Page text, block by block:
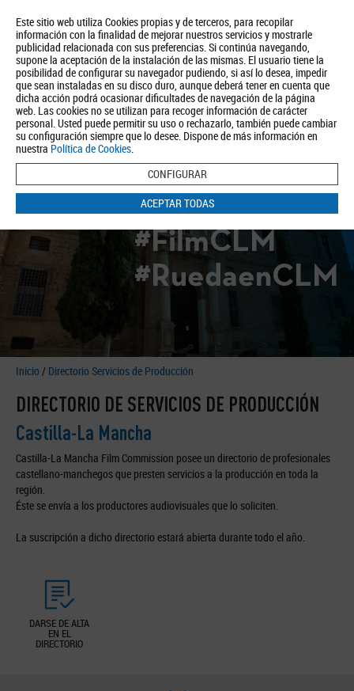
Este sitio web utiliza Cookies propias y de terceros, para recopilar
información con la finalidad de mejorar nuestros servicios y mostrarle
publicidad relacionada con sus preferencias. Si continúa navegando,
supone la aceptación de la instalación de las mismas. El usuario tiene la
posibilidad de configurar su navegador pudiendo, si así lo desea, impedir
que sean instaladas en su disco duro, aunque deberá tener en cuenta que
dicha acción podrá ocasionar dificultades de navegación de la página
web. Las cookies no se utilizan para recoger información de carácter
personal. Usted puede permitir su uso o rechazarlo, también puede cambiar
su configuración siempre que lo desee. Dispone de más información en
nuestra Política de Cookies.
CONFIGURAR
ACEPTAR TODAS
Quiénes somos Turismo Política de Privacidad Aviso Legal
Política de Cookies
BUSCAR
#FilmCLM
#RuedaenCLM
Inicio / Directorio Servicios de Producción
DIRECTORIO DE SERVICIOS DE PRODUCCIÓN
Castilla-La Mancha
Castilla-La Mancha Film Commission posee un directorio de profesionales
castellano-manchegos que presten servicios a la producción en toda la
región.
Éste se envía a los productores audiovisuales que lo soliciten.
La suscripción a dicho directorio estará abierta durante todo el año.
DARSE DE ALTA
EN EL
DIRECTORIO